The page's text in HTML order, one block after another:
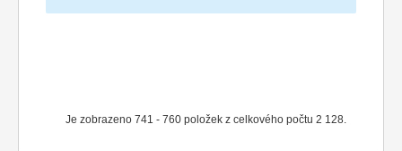
Je zobrazeno 741 - 760 položek z celkového počtu 2 128.